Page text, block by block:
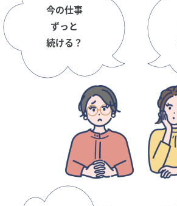
今の仕事
ずっと
続ける？